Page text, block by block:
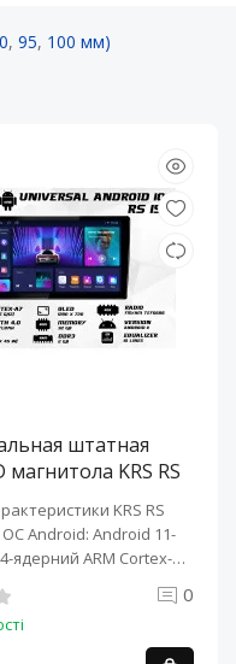
, 95, 100 мм)
штатная
магнитола KRS RS
KRS RS
ОС Android: Android 11-
ядерний ARM Cortex-
0